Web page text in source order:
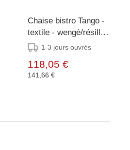
Chaise bistro Tango -
textile - wengé/résille
noire1-3 jours ouvrés
118,05 €
141,66 €